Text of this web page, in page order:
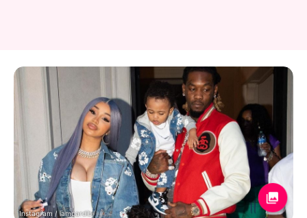
Instagram / iamcardib